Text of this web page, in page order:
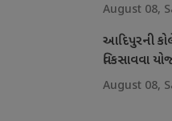
August 08,
આદિપુરની
વિકસાવવા
August 08,